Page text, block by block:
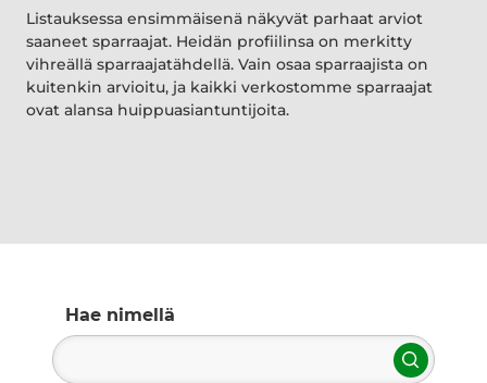
Listauksessa ensimmäisenä näkyvät parhaat arviot
saaneet sparraajat. Heidän profiilinsa on merkitty
vihreällä sparraajatähdellä. Vain osaa sparraajista on
kuitenkin arvioitu, ja kaikki verkostomme sparraajat
ovat alansa huippuasiantuntijoita.
Hae nimellä
Hae